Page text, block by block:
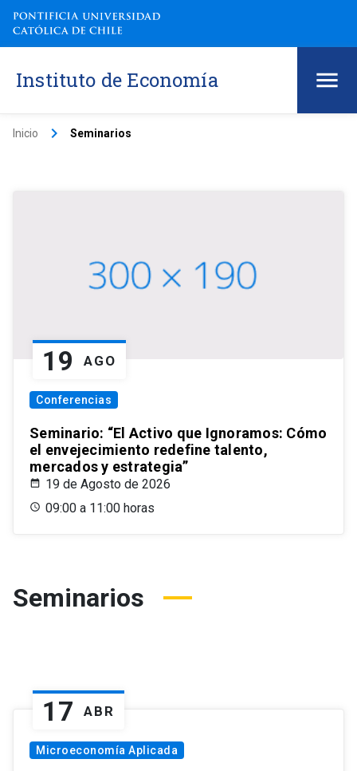
Instituto de Economía
Inicio keyboard_arrow_right Seminarios
19 AGO
Conferencias
Seminario: “El Activo que Ignoramos: Cómo
el envejecimiento redefine talento,
mercados y estrategia”
19 de Agosto de 2026
09:00 a 11:00 horas
Seminarios
17 ABR
Microeconomía Aplicada